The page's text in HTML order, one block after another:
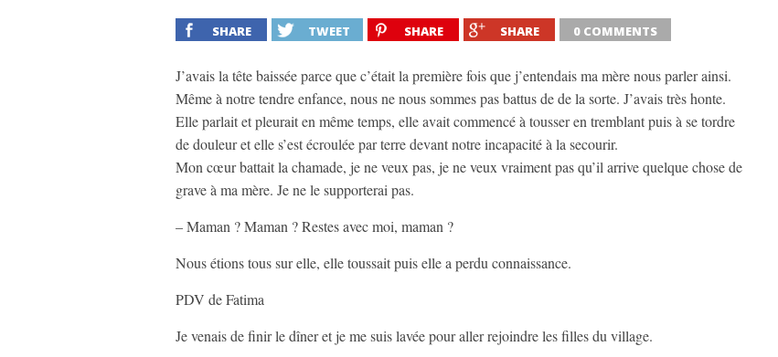
SHARE TWEET SHARE SHARE 0 COMMENTS
J’avais la tête baissée parce que c’était la première fois que j’entendais ma mère nous parler ainsi.
Même à notre tendre enfance, nous ne nous sommes pas battus de de la sorte. J’avais très honte.
Elle parlait et pleurait en même temps, elle avait commencé à tousser en tremblant puis à se tordre
de douleur et elle s’est écroulée par terre devant notre incapacité à la secourir.
Mon cœur battait la chamade, je ne veux pas, je ne veux vraiment pas qu’il arrive quelque chose de
grave à ma mère. Je ne le supporterai pas.
– Maman ? Maman ? Restes avec moi, maman ?
Nous étions tous sur elle, elle toussait puis elle a perdu connaissance.
PDV de Fatima
Je venais de finir le dîner et je me suis lavée pour aller rejoindre les filles du village.